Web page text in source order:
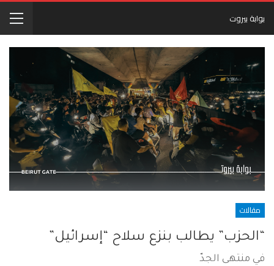
بوابة بيروت
مقالات
“الحزب” يطالب بنزع سلاح “إسرائيل”
في منتهى الجدّ